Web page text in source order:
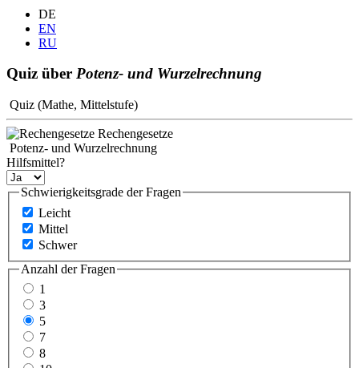
DE
EN
RU
Quiz über Potenz- und Wurzelrechnung
Quiz (Mathe, Mittelstufe)
Rechengesetze
Potenz- und Wurzelrechnung
Hilfsmittel?
Schwierigkeitsgrade der Fragen
Leicht
Mittel
Schwer
Anzahl der Fragen
1
3
5
7
8